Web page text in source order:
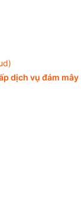
dịch vụ đám mây